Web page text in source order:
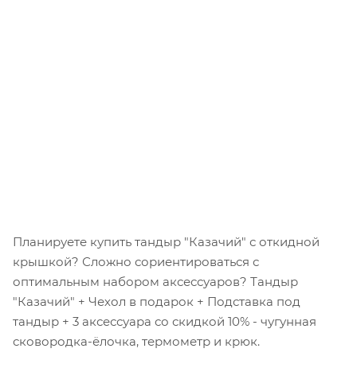
Планируете купить тандыр "Казачий" с откидной
крышкой? Сложно сориентироваться с
оптимальным набором аксессуаров? Тандыр
"Казачий" + Чехол в подарок + Подставка под
тандыр + 3 аксессуара со скидкой 10% - чугунная
сковородка-ёлочка, термометр и крюк.